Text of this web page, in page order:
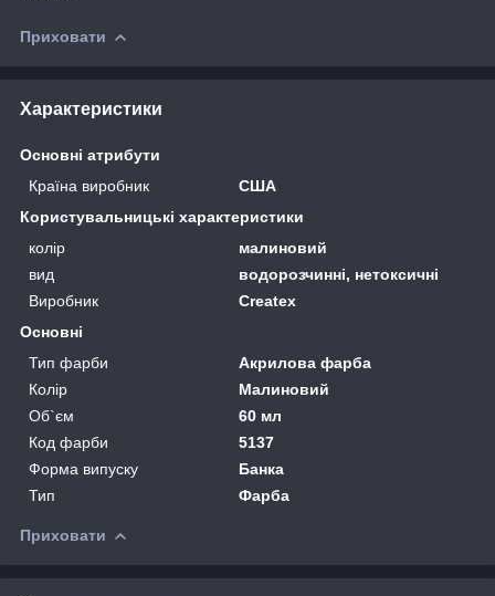
Приховати
Характеристики
Основні атрибути
Країна виробник
США
Користувальницькі характеристики
колір
малиновий
вид
водорозчинні, нетоксичні
Виробник
Createx
Основні
Тип фарби
Акрилова фарба
Колір
Малиновий
Об`єм
60 мл
Код фарби
5137
Форма випуску
Банка
Тип
Фарба
Приховати